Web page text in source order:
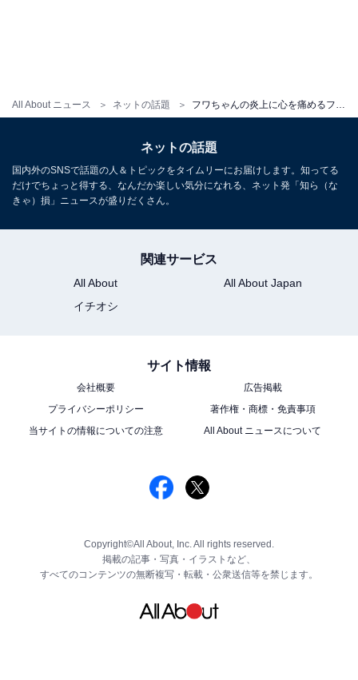
All About ニュース ネットの話題
ネットの話題
国内外のSNSで話題の人＆トピックをタイムリーにお届けします。知ってる
だけでちょっと得する、なんだか楽しい気分になれる、ネット発「知ら（な
きゃ）損」ニュースが盛りだくさん。
関連サービス
All About
All About Japan
イチオシ
サイト情報
会社概要
広告掲載
プライバシーポリシー
著作権・商標・免責事項
当サイトの情報についての注意
All About ニュースについて
Copyright©All About, Inc. All rights reserved.
掲載の記事・写真・イラストなど、
すべてのコンテンツの無断複写・転載・公衆送信等を禁じます。